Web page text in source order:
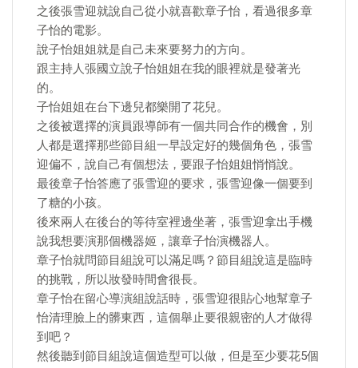
之後張雪迎就說自己從小就喜歡章子怡，看過很多章
子怡的電影。
說子怡姐姐就是自己未來要努力的方向。
跟主持人張國立說子怡姐姐在我的眼裡就是發著光
的。
子怡姐姐在台下邊兒都樂開了花兒。
之後被選擇的演員跟導師有一個共同合作的機會，別
人都是選擇那些節目組一早設定好的幾個角色，張雪
迎偏不，說自己有個想法，要跟子怡姐姐悄悄說。
最後章子怡答應了張雪迎的要求，張雪迎像一個要到
了糖的小孩。
後來兩人在後台的等待室裡邊坐著，張雪迎拿出手機
說我想要演那個機器姬，讓章子怡演機器人。
章子怡就問節目組說可以滿足嗎？節目組說這是臨時
的挑戰，所以妝發時間會很長。
章子怡在留心導演組說話時，張雪迎很貼心地幫章子
怡清理臉上的髒東西，這個舉止要很親密的人才做得
到吧？
然後聽到節目組說這個造型可以做，但是至少要花5個